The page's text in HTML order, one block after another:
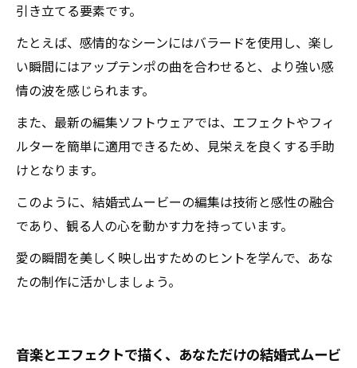
引き立てる要素です。
たとえば、感情的なシーンにはバラードを使用し、楽し
い瞬間にはアップテンポの曲を合わせると、より強い感
情の波を感じられます。
また、最新の編集ソフトウェアでは、エフェクトやフィ
ルターを簡単に適用できるため、見栄えを良くする手助
けとなります。
このように、結婚式ムービーの編集は技術と感性の融合
であり、観る人の心を動かす力を持っています。
愛の瞬間を美しく映し出すためのヒントを学んで、あな
たの制作に活かしましょう。
音楽とエフェクトで描く、あなただけの結婚式ムービ